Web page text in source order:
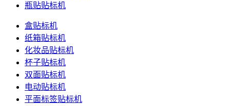
瓶贴贴标机
盒贴标机
纸箱贴标机
化妆品贴标机
杯子贴标机
双面贴标机
电动贴标机
平面标签贴标机